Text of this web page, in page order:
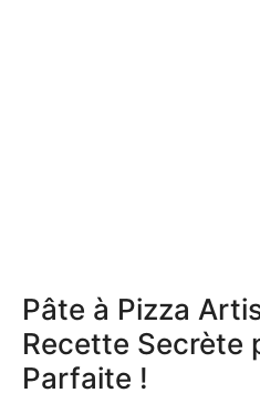
Pâte à Pizza
Recette Secrète
Parfaite !